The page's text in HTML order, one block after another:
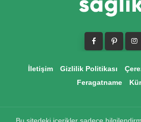
İletişim Gizlilik Politikası
Feragatname
Bu sitedeki içerikler sadece